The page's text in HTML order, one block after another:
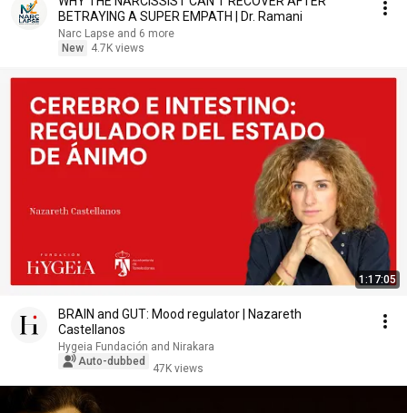
BETRAYING A SUPER EMPATH | Dr. Ramani
Narc Lapse and 6 more
New
4.7K views
1:17:05
BRAIN and GUT: Mood regulator | Nazareth
Castellanos
Hygeia Fundación and Nirakara
Auto-dubbed
47K views